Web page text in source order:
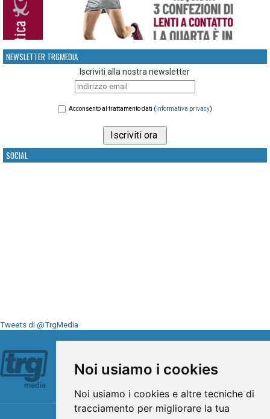
Noi usiamo i cookies
Noi usiamo i cookies e altre tecniche di
tracciamento per migliorare la tua
NEWSLETTER TRGMEDIA
Iscriviti alla nostra newsletter
Acconsento al trattamento dati (informativa privacy)
SOCIAL
Tweets di @TrgMedia